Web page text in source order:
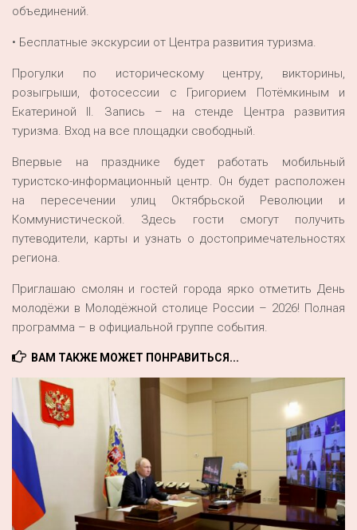
объединений.
• Бесплатные экскурсии от Центра развития туризма.
Прогулки по историческому центру, викторины,
розыгрыши, фотосессии с Григорием Потёмкиным и
Екатериной II. Запись – на стенде Центра развития
туризма. Вход на все площадки свободный.
Впервые на празднике будет работать мобильный
туристско-информационный центр. Он будет расположен
на пересечении улиц Октябрьской Революции и
Коммунистической. Здесь гости смогут получить
путеводители, карты и узнать о достопримечательностях
региона.
Приглашаю смолян и гостей города ярко отметить День
молодёжи в Молодёжной столице России – 2026! Полная
программа – в официальной группе события.
ВАМ ТАКЖЕ МОЖЕТ ПОНРАВИТЬСЯ...